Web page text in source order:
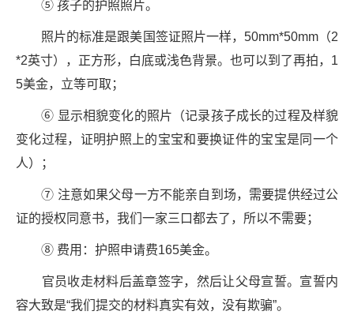
⑤ 孩子的护照照片。
照片的标准是跟美国签证照片一样，50mm*50mm（2
*2英寸），正方形，白底或浅色背景。也可以到了再拍，1
5美金，立等可取；
⑥ 显示相貌变化的照片（记录孩子成长的过程及样貌
变化过程，证明护照上的宝宝和要换证件的宝宝是同一个
人）；
⑦ 注意如果父母一方不能亲自到场，需要提供经过公
证的授权同意书，我们一家三口都去了，所以不需要；
⑧ 费用：护照申请费165美金。
官员收走材料后盖章签字，然后让父母宣誓。宣誓内
容大致是“我们提交的材料真实有效，没有欺骗”。